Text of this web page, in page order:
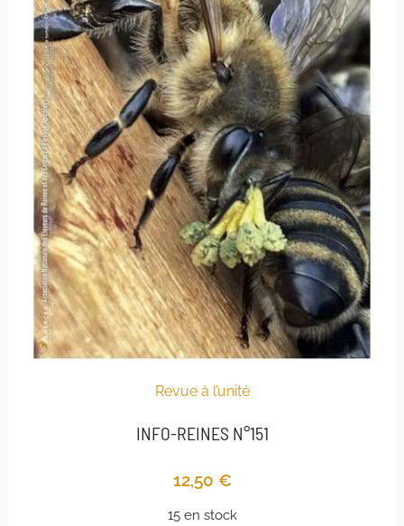
Revue à l’unité
INFO-REINES N°151
12,50 €
15 en stock